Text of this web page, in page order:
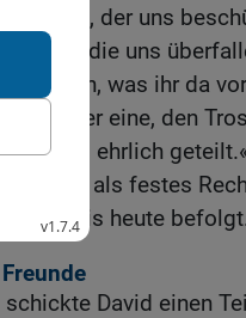
war es, der uns
die uns
was ihr da
geht der eine, den
wird ehrlich
gilt dies als festes
wird bis heute
David einen